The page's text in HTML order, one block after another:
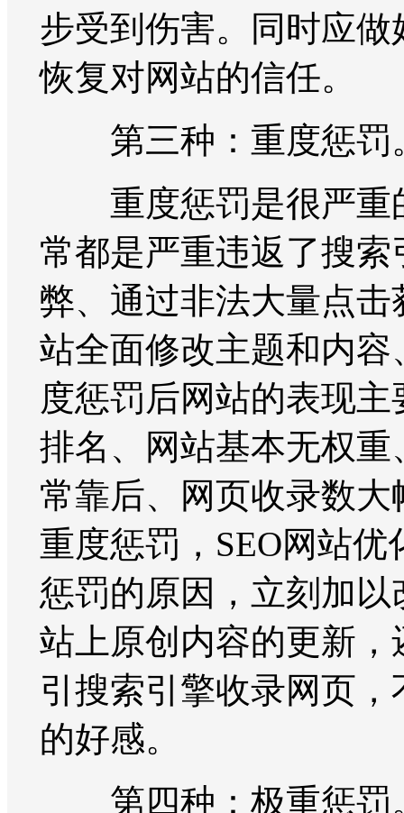
步受到伤害。同时应
恢复对网站的信任。
第三种：重度惩罚
重度惩罚是很严重
常都是严重违返了搜
弊、通过非法大量点
站全面修改主题和内
度惩罚后网站的表现
排名、网站基本无权
常靠后、网页收录数
重度惩罚，SEO网站
惩罚的原因，立刻加
站上原创内容的更新
引搜索引擎收录网页
的好感。
第四种：极重惩罚